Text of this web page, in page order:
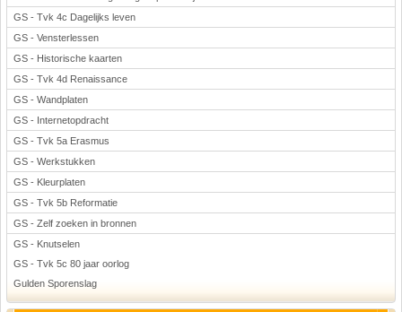
GS - Tvk 4c Dagelijks leven
GS - Vensterlessen
GS - Historische kaarten
GS - Tvk 4d Renaissance
GS - Wandplaten
GS - Internetopdracht
GS - Tvk 5a Erasmus
GS - Werkstukken
GS - Kleurplaten
GS - Tvk 5b Reformatie
GS - Zelf zoeken in bronnen
GS - Knutselen
GS - Tvk 5c 80 jaar oorlog
Gulden Sporenslag